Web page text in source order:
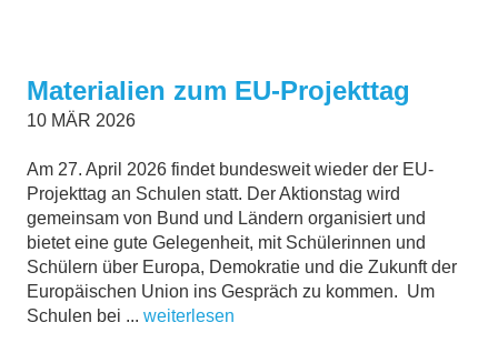
Materialien zum EU-Projekttag
10 MÄR 2026
Am 27. April 2026 findet bundesweit wieder der EU-
Projekttag an Schulen statt. Der Aktionstag wird
gemeinsam von Bund und Ländern organisiert und
bietet eine gute Gelegenheit, mit Schülerinnen und
Schülern über Europa, Demokratie und die Zukunft der
Europäischen Union ins Gespräch zu kommen. Um
Schulen bei ... weiterlesen